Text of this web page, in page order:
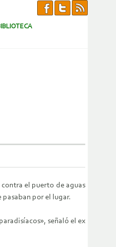
el puerto de aguas
por el lugar.
señaló el ex